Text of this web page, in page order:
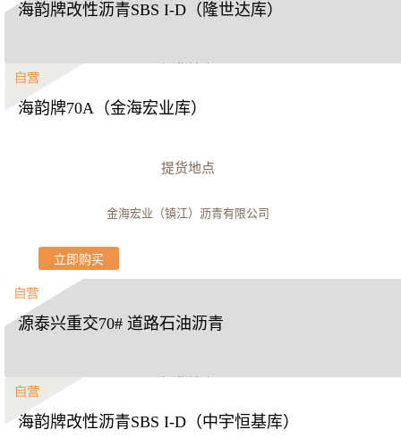
海韵牌改性沥青SBS I-D（隆世达库）
山东隆世达新材料科技有限公司
海韵牌70A（金海宏业库）
提货地点
金海宏业（镇江）沥青有限公司
立即购买
源泰兴重交70# 道路石油沥青
武汉源泰兴商贸有限公司
海韵牌改性沥青SBS I-D（中宇恒基库）